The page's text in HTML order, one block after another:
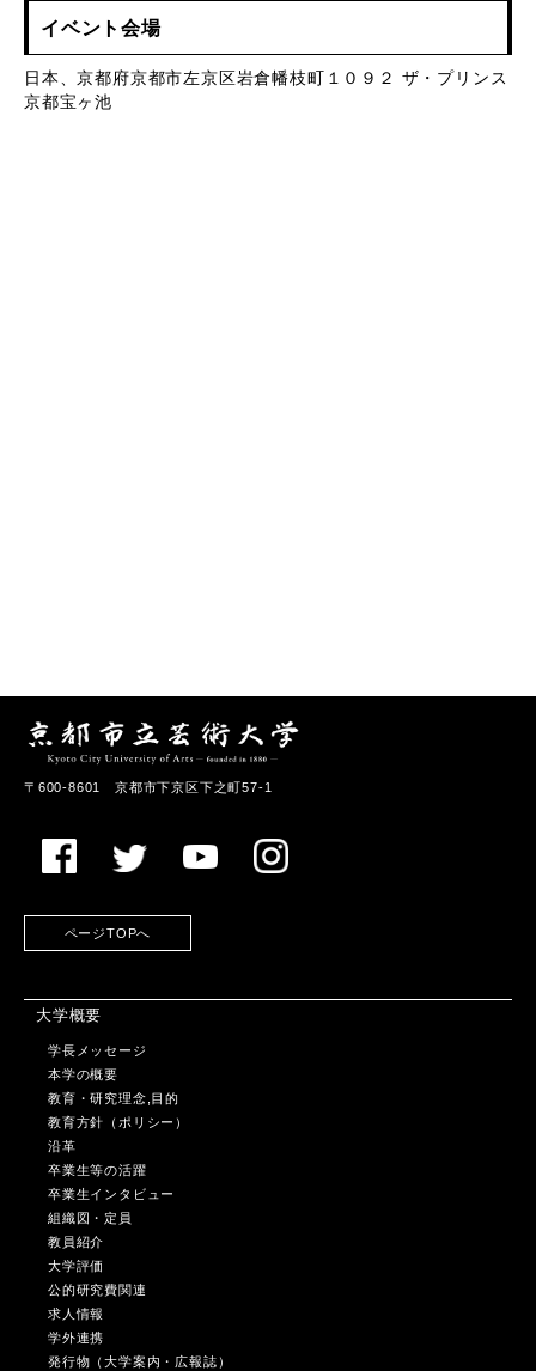
イベント会場
日本、京都府京都市左京区岩倉幡枝町１０９２ ザ・プリンス
京都宝ヶ池
〒600-8601 京都市下京区下之町57-1
ページTOPへ
大学概要
学長メッセージ
本学の概要
教育・研究理念,目的
教育方針（ポリシー）
沿革
卒業生等の活躍
卒業生インタビュー
組織図・定員
教員紹介
大学評価
公的研究費関連
求人情報
学外連携
発行物（大学案内・広報誌）